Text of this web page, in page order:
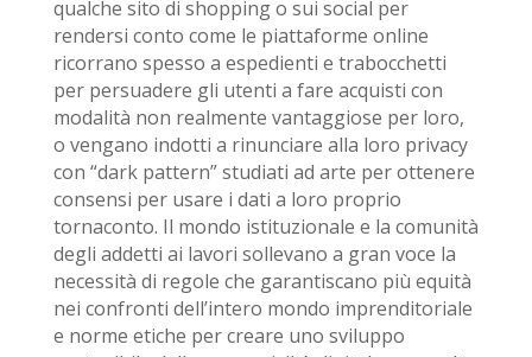
qualche sito di shopping o sui social per
rendersi conto come le piattaforme online
ricorrano spesso a espedienti e trabocchetti
per persuadere gli utenti a fare acquisti con
modalità non realmente vantaggiose per loro,
o vengano indotti a rinunciare alla loro privacy
con “dark pattern” studiati ad arte per ottenere
consensi per usare i dati a loro proprio
tornaconto. Il mondo istituzionale e la comunità
degli addetti ai lavori sollevano a gran voce la
necessità di regole che garantiscano più equità
nei confronti dell’intero mondo imprenditoriale
e norme etiche per creare uno sviluppo